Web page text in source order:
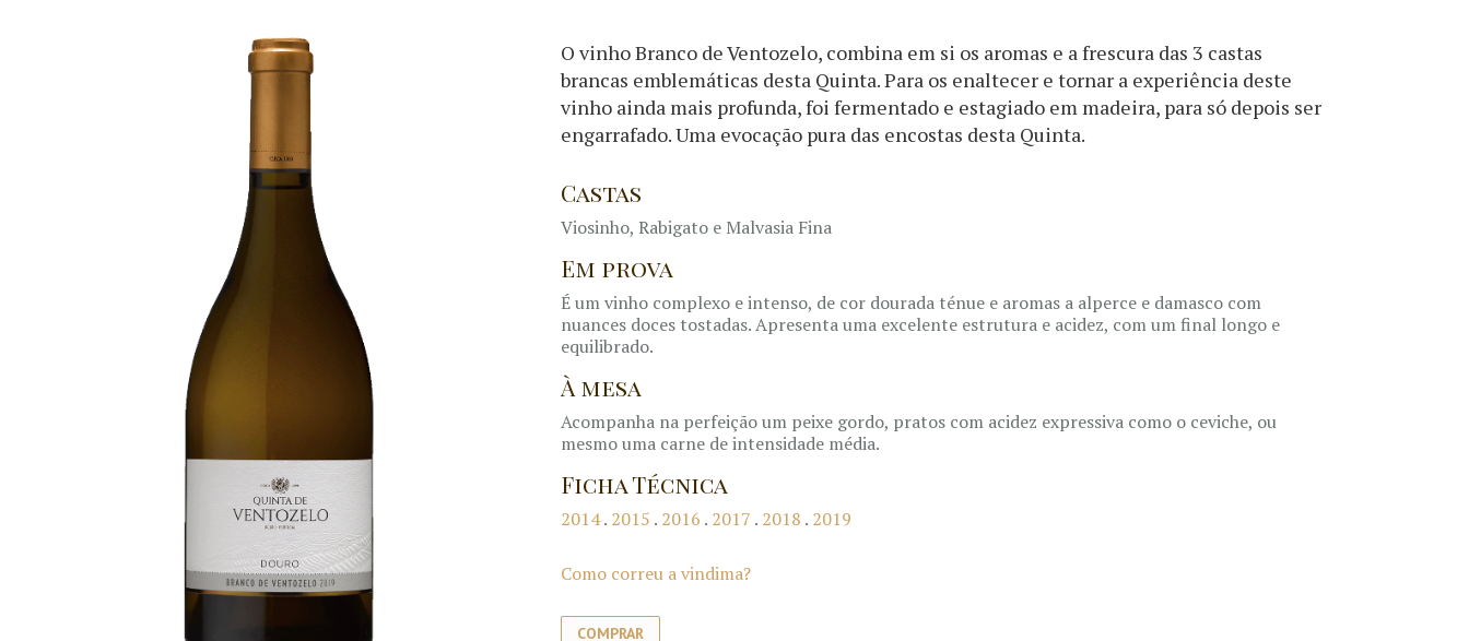
O vinho Branco de Ventozelo, combina em si os aromas e a frescura das 3 castas
brancas emblemáticas desta Quinta. Para os enaltecer e tornar a experiência deste
vinho ainda mais profunda, foi fermentado e estagiado em madeira, para só depois ser
engarrafado. Uma evocação pura das encostas desta Quinta.
Castas
Viosinho, Rabigato e Malvasia Fina
Em prova
É um vinho complexo e intenso, de cor dourada ténue e aromas a alperce e damasco com
nuances doces tostadas. Apresenta uma excelente estrutura e acidez, com um final longo e
equilibrado.
À mesa
Acompanha na perfeição um peixe gordo, pratos com acidez expressiva como o ceviche, ou
mesmo uma carne de intensidade média.
Ficha Técnica
2014. 2015 . 2016 . 2017 . 2018 . 2019
Como correu a vindima?
COMPRAR